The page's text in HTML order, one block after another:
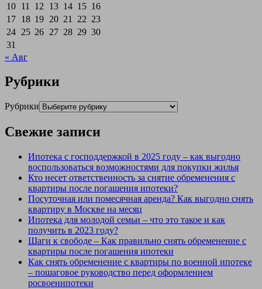
10 11 12 13 14 15 16
17 18 19 20 21 22 23
24 25 26 27 28 29 30
31
« Авг
Рубрики
Рубрики
Свежие записи
Ипотека с господдержкой в 2025 году – как выгодно
воспользоваться возможностями для покупки жилья
Кто несет ответственность за снятие обременения с
квартиры после погашения ипотеки?
Посуточная или помесячная аренда? Как выгодно снять
квартиру в Москве на месяц
Ипотека для молодой семьи – что это такое и как
получить в 2023 году?
Шаги к свободе – Как правильно снять обременение с
квартиры после погашения ипотеки
Как снять обременение с квартиры по военной ипотеке
– пошаговое руководство перед оформлением
росвоенипотеки